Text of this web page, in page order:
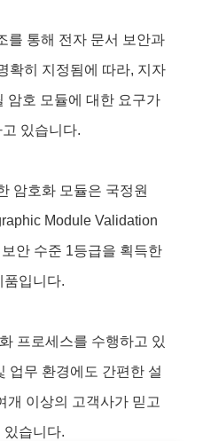
를 통해 전자 문서 보안과
확히 지정됨에 따라, 지자
암호 모듈에 대한 요구가
있습니다.
암호화 모듈은 국정원
Module Validation
안 수준 1등급을 획득한
품입니다.
프로세스를 수행하고 있
업무 환경에도 간편한 설
개 이상의 고객사가 믿고
있습니다.